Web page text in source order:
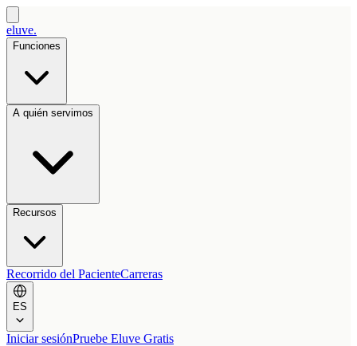
eluve.
Funciones
A quién servimos
Recursos
Recorrido del PacienteCarreras
ES
Iniciar sesiónPruebe Eluve Gratis